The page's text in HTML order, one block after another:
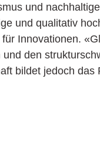
und
und qualitativ
Innovationen.
den
bildet jedoch das